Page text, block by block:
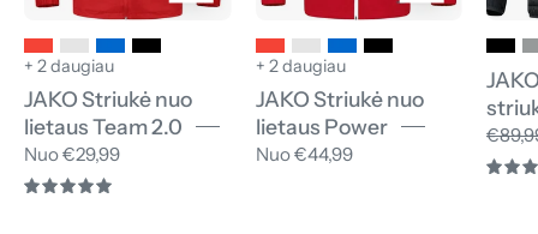
+ 2 daugiau
JAKO Striukė nuo
lietaus Team 2.0
Nuo €29,99
+ 2 daugiau
JAKO Striukė nuo
lietaus Power
Nuo €44,99